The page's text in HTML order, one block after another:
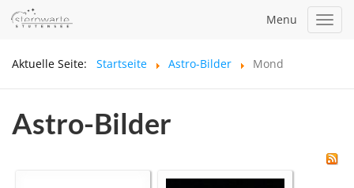
Menu
Aktuelle Seite:
Startseite Astro-Bilder Mond
Astro-Bilder